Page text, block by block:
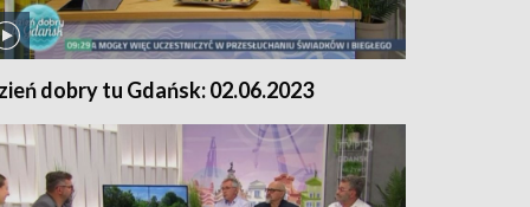
dobry tu Gdańsk: 02.06.2023